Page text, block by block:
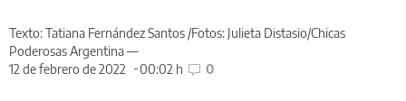
Texto: Tatiana Fernández Santos /Fotos: Julieta Distasio/Chicas
Poderosas Argentina —
12 de febrero de 2022
00:02 h 0